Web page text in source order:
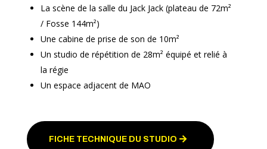
La scène de la salle du Jack Jack (plateau de 72m²
/ Fosse 144m²)
Une cabine de prise de son de 10m²
Un studio de répétition de 28m² équipé et relié à
la régie
Un espace adjacent de MAO
FICHE TECHNIQUE DU STUDIO